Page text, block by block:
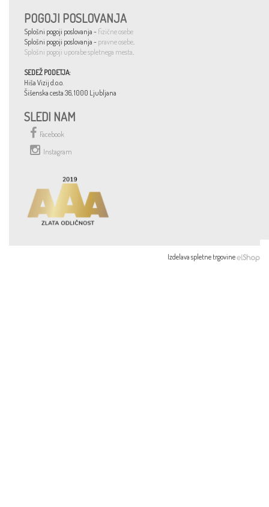
POGOJI POSLOVANJA
Splošni pogoji poslovanja - fizične osebe
Splošni pogoji poslovanja - pravne osebe.
Splošni pogoji uporabe spletnega mesta.
SEDEŽ PODETJA:
Hiša Vizij d.o.o.
Šišenska cesta 36, 1000 Ljubljana
SLEDI NAM
Facebook
Instagram
Izdelava spletne trgovine